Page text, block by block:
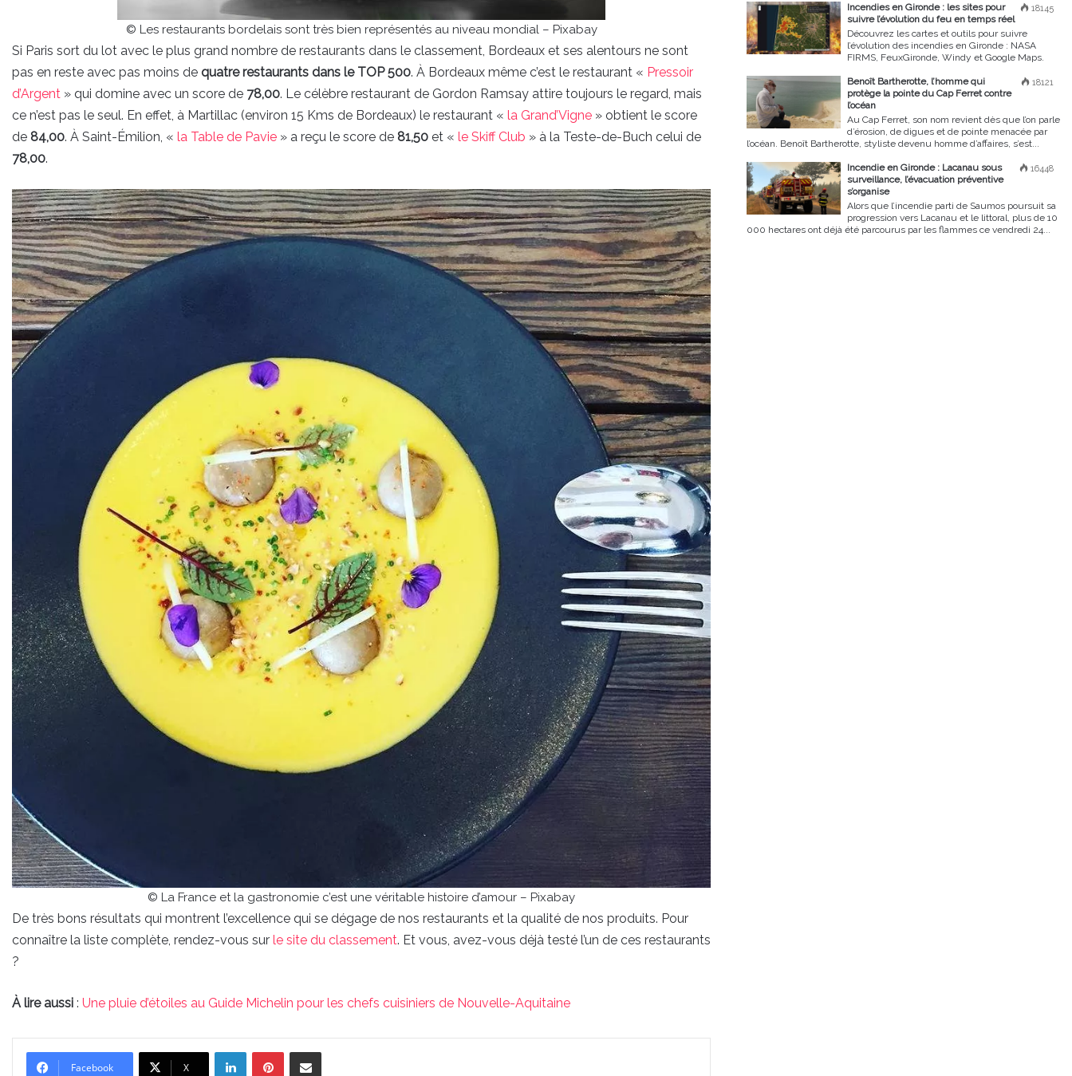
© Les restaurants bordelais sont très bien représentés au niveau mondial – Pixabay
Si Paris sort du lot avec le plus grand nombre de restaurants dans le classement, Bordeaux et ses alentours ne sont
pas en reste avec pas moins de quatre restaurants dans le TOP 500. À Bordeaux même c’est le restaurant « Pressoir
d’Argent » qui domine avec un score de 78,00. Le célèbre restaurant de Gordon Ramsay attire toujours le regard, mais
ce n’est pas le seul. En effet, à Martillac (environ 15 Kms de Bordeaux) le restaurant « la Grand’Vigne » obtient le score
de 84,00. À Saint-Émilion, « la Table de Pavie » a reçu le score de 81,50 et « le Skiff Club » à la Teste-de-Buch celui de
78,00.
© La France et la gastronomie c’est une véritable histoire d’amour – Pixabay
De très bons résultats qui montrent l’excellence qui se dégage de nos restaurants et la qualité de nos produits. Pour
connaître la liste complète, rendez-vous sur le site du classement. Et vous, avez-vous déjà testé l’un de ces restaurants
?
À lire aussi : Une pluie d’étoiles au Guide Michelin pour les chefs cuisiniers de Nouvelle-Aquitaine
Facebook X
LinkedinPinterestPartager par email
18145
Incendies en Gironde : les sites pour
suivre l’évolution du feu en temps réel
Découvrez les cartes et outils pour suivre
l’évolution des incendies en Gironde : NASA
FIRMS, FeuxGironde, Windy et Google Maps.
18121
Benoît Bartherotte, l’homme qui
protège la pointe du Cap Ferret contre
l’océan
Au Cap Ferret, son nom revient dès que l’on parle
d’érosion, de digues et de pointe menacée par
l’océan. Benoît Bartherotte, styliste devenu homme d’affaires, s’est...
16448
Incendie en Gironde : Lacanau sous
surveillance, l’évacuation préventive
s’organise
Alors que l’incendie parti de Saumos poursuit sa
progression vers Lacanau et le littoral, plus de 10
000 hectares ont déjà été parcourus par les flammes ce vendredi 24...